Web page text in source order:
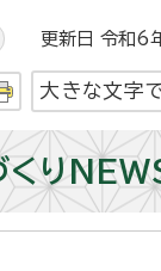
更新日 令和6
大きな文字
り